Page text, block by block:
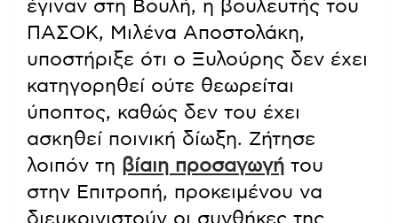
έγιναν στη Βουλή, η βουλευτής του
ΠΑΣΟΚ, Μιλένα Αποστολάκη,
υποστήριξε ότι ο Ξυλούρης δεν έχει
κατηγορηθεί ούτε θεωρείται
ύποπτος, καθώς δεν του έχει
ασκηθεί ποινική δίωξη. Ζήτησε
λοιπόν τη βίαιη προσαγωγή του
στην Επιτροπή, προκειμένου να
διευκρινιστούν οι συνθήκες της